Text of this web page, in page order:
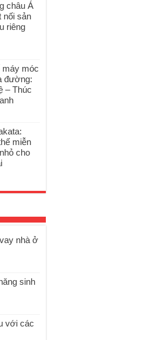
châu Á
nối sản
riêng
máy móc
đường:
– Thúc
miễn
cho
nhà ở
sinh
với các